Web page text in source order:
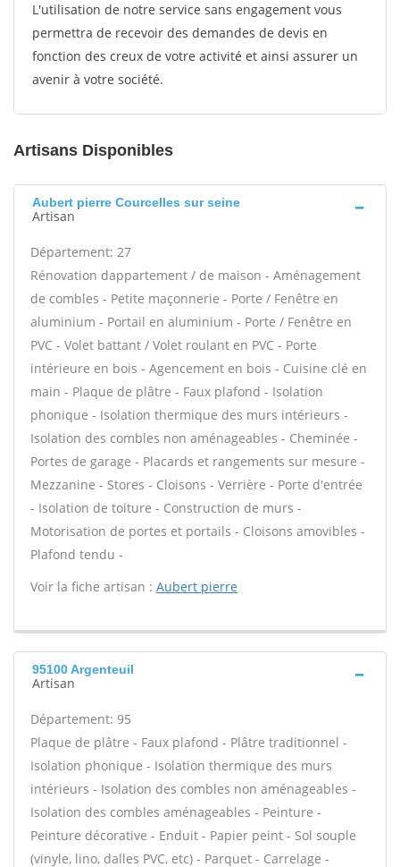
L'utilisation de notre service sans engagement vous
permettra de recevoir des demandes de devis en
fonction des creux de votre activité et ainsi assurer un
avenir à votre société.
Artisans Disponibles
Aubert pierre Courcelles sur seine
Artisan
Département: 27
Rénovation dappartement / de maison - Aménagement
de combles - Petite maçonnerie - Porte / Fenêtre en
aluminium - Portail en aluminium - Porte / Fenêtre en
PVC - Volet battant / Volet roulant en PVC - Porte
intérieure en bois - Agencement en bois - Cuisine clé en
main - Plaque de plâtre - Faux plafond - Isolation
phonique - Isolation thermique des murs intérieurs -
Isolation des combles non aménageables - Cheminée -
Portes de garage - Placards et rangements sur mesure -
Mezzanine - Stores - Cloisons - Verrière - Porte d'entrée
- Isolation de toiture - Construction de murs -
Motorisation de portes et portails - Cloisons amovibles -
Plafond tendu -
Voir la fiche artisan : Aubert pierre
95100 Argenteuil
Artisan
Département: 95
Plaque de plâtre - Faux plafond - Plâtre traditionnel -
Isolation phonique - Isolation thermique des murs
intérieurs - Isolation des combles non aménageables -
Isolation des combles aménageables - Peinture -
Peinture décorative - Enduit - Papier peint - Sol souple
(vinyle, lino, dalles PVC, etc) - Parquet - Carrelage -